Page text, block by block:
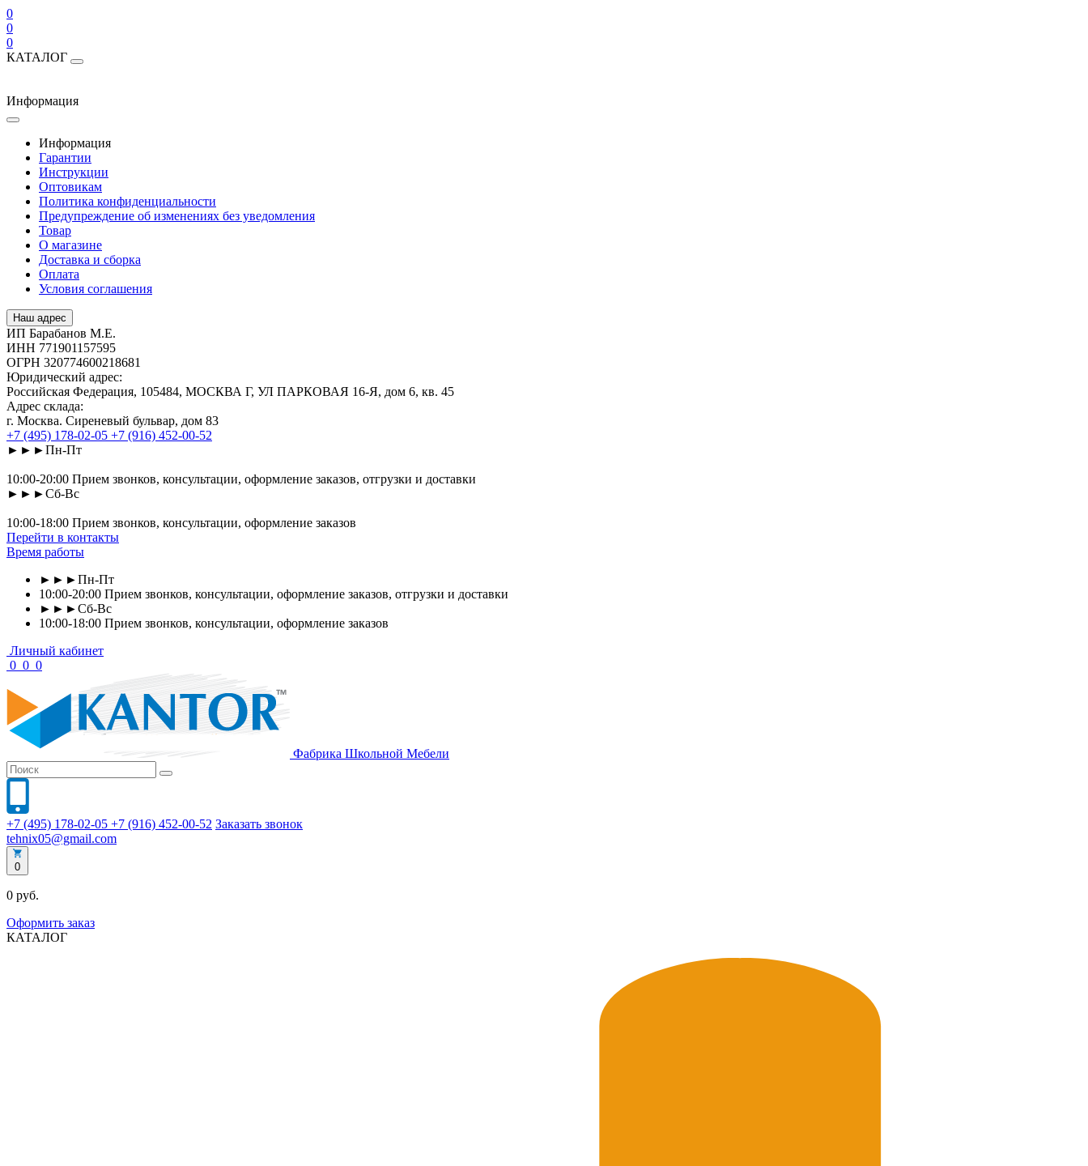
0
0
0
КАТАЛОГ
Информация
Информация
Гарантии
Инструкции
Оптовикам
Политика конфиденциальности
Предупреждение об изменениях без уведомления
Товар
О магазине
Доставка и сборка
Оплата
Условия соглашения
Наш адрес
ИП Барабанов М.Е.
ИНН 771901157595
ОГРН 320774600218681
Юридический адрес:
Российская Федерация, 105484, МОСКВА Г, УЛ ПАРКОВАЯ 16-Я, дом 6, кв. 45
Адрес склада:
г. Москва. Сиреневый бульвар, дом 83
+7 (495) 178-02-05 +7 (916) 452-00-52
►►►Пн-Пт
10:00-20:00 Прием звонков, консультации, оформление заказов, отгрузки и доставки
►►►Сб-Вс
10:00-18:00 Прием звонков, консультации, оформление заказов
Перейти в контакты
Время работы
►►►Пн-Пт
10:00-20:00 Прием звонков, консультации, оформление заказов, отгрузки и доставки
►►►Сб-Вс
10:00-18:00 Прием звонков, консультации, оформление заказов
Личный кабинет
0 0 0
Фабрика Школьной Мебели
+7 (495) 178-02-05 +7 (916) 452-00-52 Заказать звонок
tehnix05@gmail.com
0
0 руб.
Оформить заказ
КАТАЛОГ